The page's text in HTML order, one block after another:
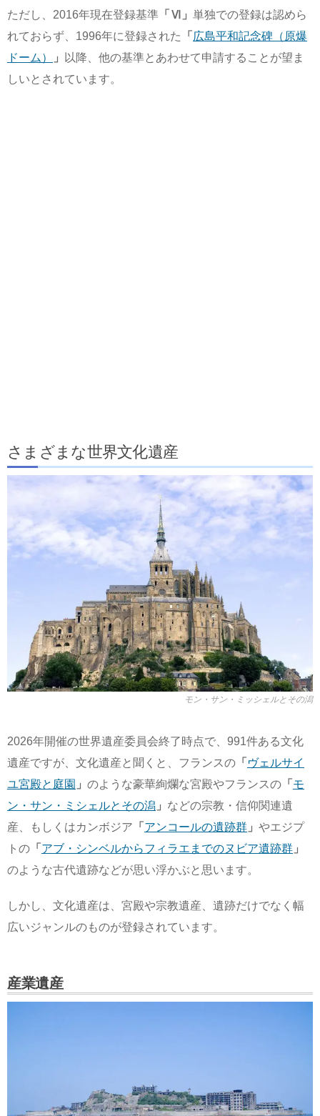
ただし、2016年現在登録基準 「Ⅵ」 単独での登録は認めら
れておらず、1996年に登録された
「 広島平和記念碑（原爆
ドーム）
」
以降、他の基準とあわせて申請することが望ま
しいとされています。
さまざまな世界文化遺産
モン・サン・ミッシェルとその潟
2026年開催の世界遺産委員会終了時点で、991件ある文化
遺産ですが、文化遺産と聞くと、フランスの 「 ヴェルサイ
ユ宮殿と庭園 」 のような豪華絢爛な宮殿やフランスの 「 モ
ン・サン・ミシェルとその潟 」 などの宗教・信仰関連遺
産、もしくはカンボジア 「 アンコールの遺跡群 」 やエジプ
トの 「 アブ・シンベルからフィラエまでのヌビア遺跡群 」
のような古代遺跡などが思い浮かぶと思います。
しかし、文化遺産は、宮殿や宗教遺産、遺跡だけでなく幅
広いジャンルのものが登録されています。
産業遺産